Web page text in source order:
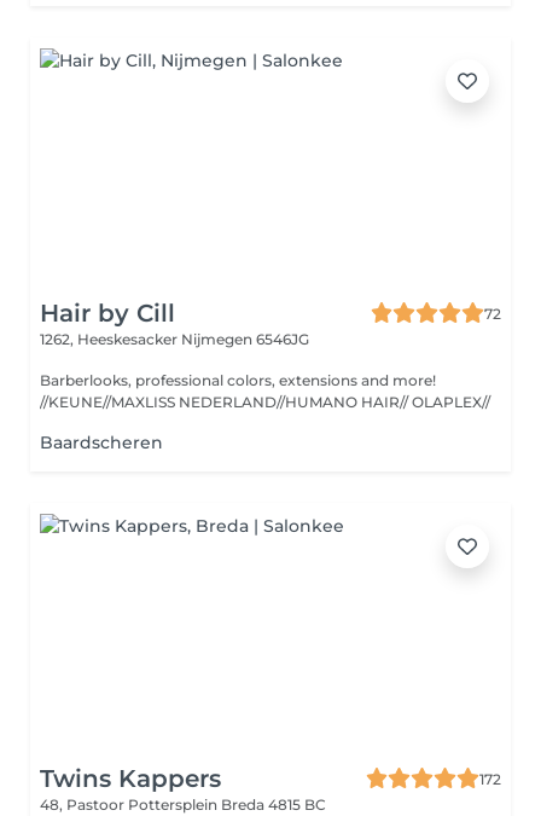
Hair by Cill
72
1262, Heeskesacker Nijmegen 6546JG
Barberlooks, professional colors, extensions and more!
//KEUNE//MAXLISS NEDERLAND//HUMANO HAIR// OLAPLEX//
Baardscheren
Twins Kappers
172
48, Pastoor Pottersplein Breda 4815 BC